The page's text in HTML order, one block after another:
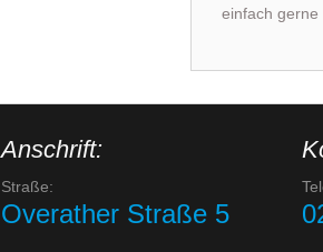
einfach gerne
Anschrift:
Straße:
Overather Straße 5